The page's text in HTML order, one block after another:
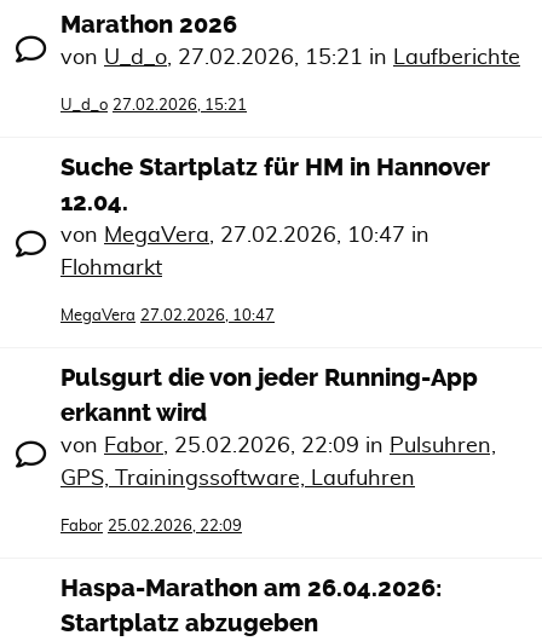
Marathon 2026
von U_d_o, 27.02.2026, 15:21 in Laufberichte
U_d_o 27.02.2026, 15:21
Suche Startplatz für HM in Hannover
12.04.
von MegaVera, 27.02.2026, 10:47 in
Flohmarkt
MegaVera 27.02.2026, 10:47
Pulsgurt die von jeder Running-App
erkannt wird
von Fabor, 25.02.2026, 22:09 in Pulsuhren,
GPS, Trainingssoftware, Laufuhren
Fabor 25.02.2026, 22:09
Haspa-Marathon am 26.04.2026:
Startplatz abzugeben